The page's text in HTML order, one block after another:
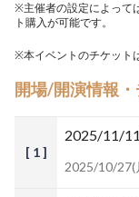
※主催者の設定によって
ト購入が可能です。
※本イベントのチケット
開場/開演情報
[ 1 ]
2025/11/
2025/10/27(